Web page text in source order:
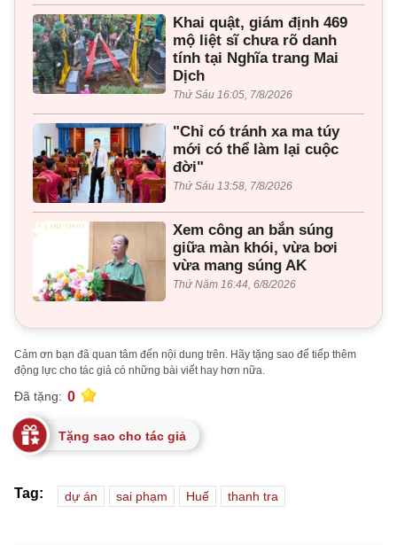
Khai quật, giám định 469
mộ liệt sĩ chưa rõ danh
tính tại Nghĩa trang Mai
Dịch
Thứ Sáu 16:05, 7/8/2026
"Chỉ có tránh xa ma túy
mới có thể làm lại cuộc
đời"
Thứ Sáu 13:58, 7/8/2026
Xem công an bắn súng
giữa màn khói, vừa bơi
vừa mang súng AK
Thứ Năm 16:44, 6/8/2026
Cảm ơn bạn đã quan tâm đến nội dung trên. Hãy tặng sao để tiếp thêm
động lực cho tác giả có những bài viết hay hơn nữa.
Đã tặng: 0
Tặng sao cho tác giả
Tag: dự án sai phạm Huế thanh tra